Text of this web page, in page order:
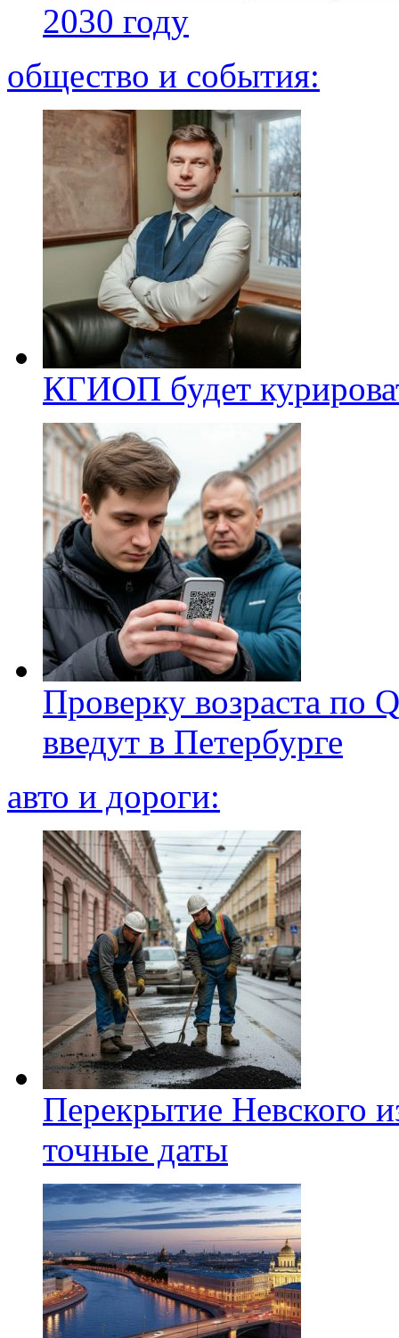
2030 году
общество и события:
КГИОП будет
Проверку возраста по
введут в Петербурге
авто и дороги:
Перекрытие Невского
точные даты